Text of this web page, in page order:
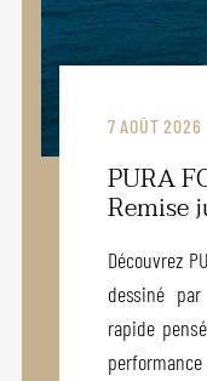
7 AOÛT 2026
PURA
Remise
Découvrez
dessiné
rapide